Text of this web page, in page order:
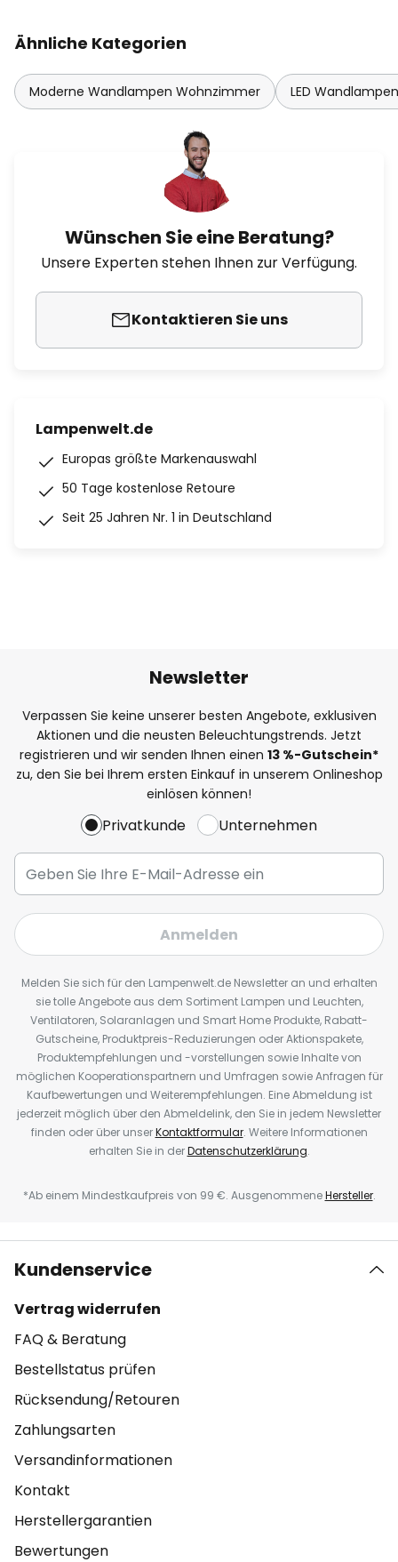
Ähnliche Kategorien
Moderne Wandlampen Wohnzimmer LED
Wünschen Sie eine Beratung?
Unsere Experten stehen Ihnen zur Verfügung.
Kontaktieren Sie uns
Lampenwelt.de
Europas größte Markenauswahl
50 Tage kostenlose Retoure
Seit 25 Jahren Nr. 1 in Deutschland
Newsletter
Verpassen Sie keine unserer besten Angebote, exklusiven
Aktionen und die neusten Beleuchtungstrends. Jetzt
registrieren und wir senden Ihnen einen 13 %-Gutschein*
zu, den Sie bei Ihrem ersten Einkauf in unserem Onlineshop
einlösen können!
Privatkunde Unternehmen
Anmelden
Melden Sie sich für den Lampenwelt.de Newsletter an und erhalten
sie tolle Angebote aus dem Sortiment Lampen und Leuchten,
Ventilatoren, Solaranlagen und Smart Home Produkte, Rabatt-
Gutscheine, Produktpreis-Reduzierungen oder Aktionspakete,
Produktempfehlungen und -vorstellungen sowie Inhalte von
möglichen Kooperationspartnern und Umfragen sowie Anfragen für
Kaufbewertungen und Weiterempfehlungen. Eine Abmeldung ist
jederzeit möglich über den Abmeldelink, den Sie in jedem Newsletter
finden oder über unserKontaktformular. Weitere Informationen
erhalten Sie in derDatenschutzerklärung.
*Ab einem Mindestkaufpreis von 99 €. AusgenommeneHersteller.
Kundenservice
Vertrag widerrufen
FAQ & Beratung
Bestellstatus prüfen
Rücksendung/Retouren
Zahlungsarten
Versandinformationen
Kontakt
Herstellergarantien
Bewertungen